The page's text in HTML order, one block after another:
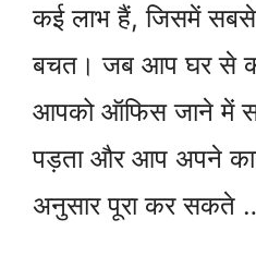
कई लाभ हैं, जिसमें
बचत। जब आप घर से
आपको ऑफिस जाने में
पड़ता और आप अपने
अनुसार पूरा कर सकते